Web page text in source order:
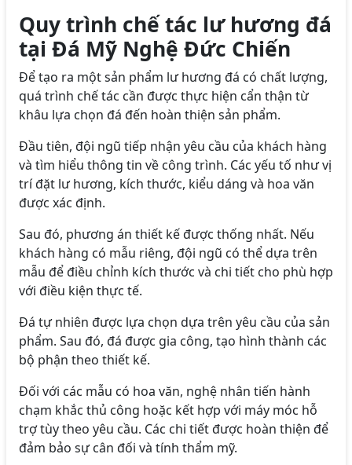
Quy trình chế tác lư hương đá
tại Đá Mỹ Nghệ Đức Chiến
Để tạo ra một sản phẩm lư hương đá có chất lượng,
quá trình chế tác cần được thực hiện cẩn thận từ
khâu lựa chọn đá đến hoàn thiện sản phẩm.
Đầu tiên, đội ngũ tiếp nhận yêu cầu của khách hàng
và tìm hiểu thông tin về công trình. Các yếu tố như vị
trí đặt lư hương, kích thước, kiểu dáng và hoa văn
được xác định.
Sau đó, phương án thiết kế được thống nhất. Nếu
khách hàng có mẫu riêng, đội ngũ có thể dựa trên
mẫu để điều chỉnh kích thước và chi tiết cho phù hợp
với điều kiện thực tế.
Đá tự nhiên được lựa chọn dựa trên yêu cầu của sản
phẩm. Sau đó, đá được gia công, tạo hình thành các
bộ phận theo thiết kế.
Đối với các mẫu có hoa văn, nghệ nhân tiến hành
chạm khắc thủ công hoặc kết hợp với máy móc hỗ
trợ tùy theo yêu cầu. Các chi tiết được hoàn thiện để
đảm bảo sự cân đối và tính thẩm mỹ.